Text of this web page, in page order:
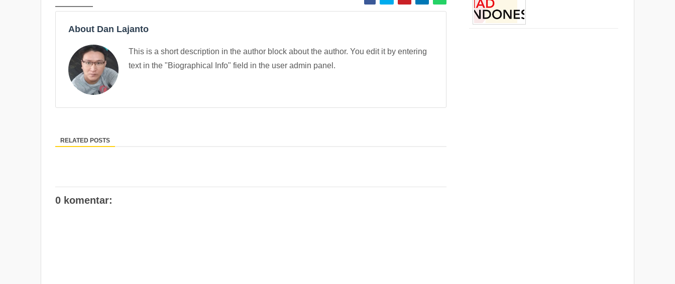
About Dan Lajanto
This is a short description in the author block about the author. You edit it by entering
text in the "Biographical Info" field in the user admin panel.
RELATED POSTS
0 komentar: